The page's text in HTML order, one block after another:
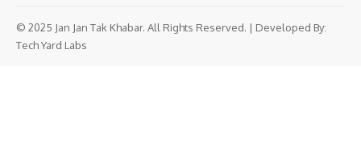
© 2025 Jan Jan Tak Khabar. All Rights Reserved. | Developed By:
Tech Yard Labs